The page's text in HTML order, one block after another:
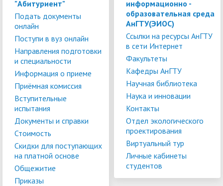
"Абитуриент"
Подать документы
онлайн
Поступи в вуз онлайн
Направления подготовки
и специальности
Информация о приеме
Приёмная комиссия
Вступительные
испытания
Документы и справки
Стоимость
Скидки для поступающих
на платной основе
Общежитие
Приказы
информационно -
образовательная среда
АнГТУ(ЭИОС)
Ссылки на ресурсы АнГТУ
в сети Интернет
Факультеты
Кафедры АнГТУ
Научная библиотека
Наука и инновации
Контакты
Отдел экологического
проектирования
Виртуальный тур
Личные кабинеты
студентов